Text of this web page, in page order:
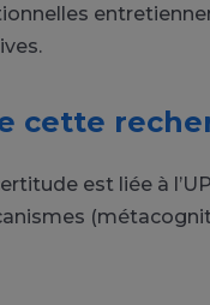
cette
est liée à